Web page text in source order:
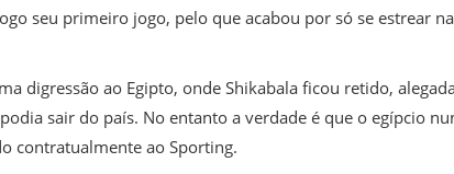
seu primeiro jogo, pelo que acabou por só se estrear
digressão ao Egipto, onde Shikabala ficou retido,
sair do país. No entanto a verdade é que o egípcio
contratualmente ao Sporting.